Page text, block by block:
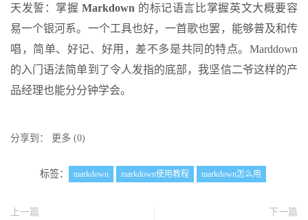
天发誓：掌握Markdown 的标记语言比掌握英文大概要容
易一个银河系。一个工具也好，一首歌也罢，能够普及和传
唱，简单、好记、好用，差不多是共同的特点。Marddown
的入门语法简单到了令人发指的底部，我坚信二爷这样的产
品经理也能分分钟学会。
分享到： 更多 (0)
标签： markdown markdown使用教程 markdown怎么用
上一篇
下一篇